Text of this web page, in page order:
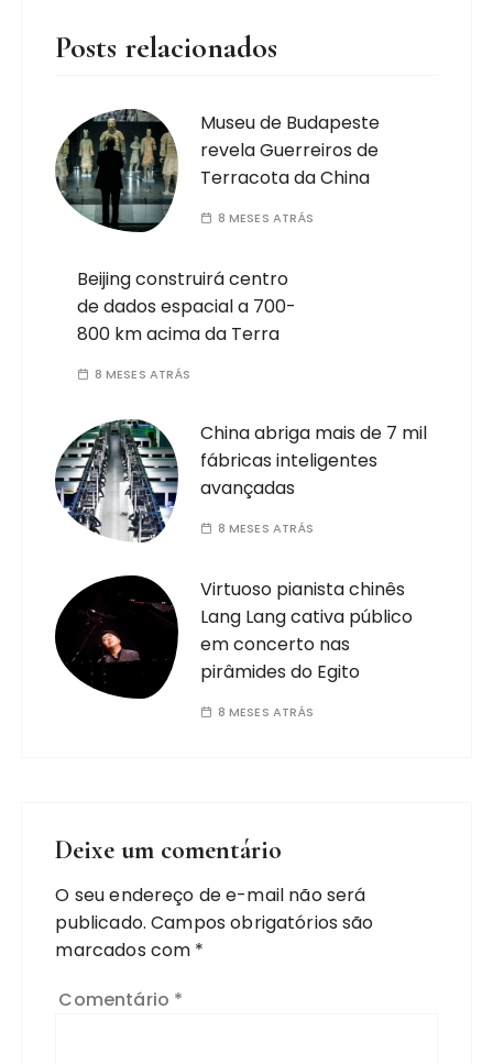
Posts relacionados
Museu de Budapeste
revela Guerreiros de
Terracota da China
8 MESES ATRÁS
Beijing construirá centro
de dados espacial a 700-
800 km acima da Terra
8 MESES ATRÁS
China abriga mais de 7 mil
fábricas inteligentes
avançadas
8 MESES ATRÁS
Virtuoso pianista chinês
Lang Lang cativa público
em concerto nas
pirâmides do Egito
8 MESES ATRÁS
Deixe um comentário
O seu endereço de e-mail não será
publicado. Campos obrigatórios são
marcados com *
Comentário *